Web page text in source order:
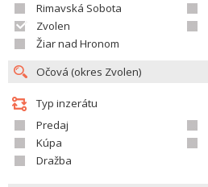
Rimavská Sobota
Zvolen
Žiar nad Hronom
Typ inzerátu
Predaj
Kúpa
Dražba